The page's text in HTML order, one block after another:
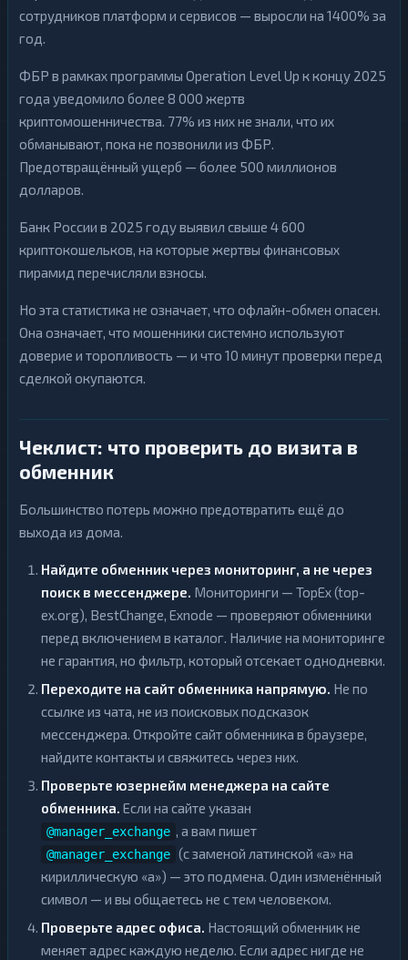
сотрудников платформ и сервисов — выросли на 1400% за
год.
ФБР в рамках программы Operation Level Up к концу 2025
года уведомило более 8 000 жертв
криптомошенничества. 77% из них не знали, что их
обманывают, пока не позвонили из ФБР.
Предотвращённый ущерб — более 500 миллионов
долларов.
Банк России в 2025 году выявил свыше 4 600
криптокошельков, на которые жертвы финансовых
пирамид перечисляли взносы.
Но эта статистика не означает, что офлайн-обмен опасен.
Она означает, что мошенники системно используют
доверие и торопливость — и что 10 минут проверки перед
сделкой окупаются.
Чеклист: что проверить до визита в
обменник
Большинство потерь можно предотвратить ещё до
выхода из дома.
Найдите обменник через мониторинг, а не через
поиск в мессенджере. Мониторинги — TopEx (top-
ex.org), BestChange, Exnode — проверяют обменники
перед включением в каталог. Наличие на мониторинге
не гарантия, но фильтр, который отсекает однодневки.
Переходите на сайт обменника напрямую. Не по
ссылке из чата, не из поисковых подсказок
мессенджера. Откройте сайт обменника в браузере,
найдите контакты и свяжитесь через них.
Проверьте юзернейм менеджера на сайте
обменника. Если на сайте указан
@manager_exchange , а вам пишет
@manager_exchаnge (с заменой латинской «a» на
кириллическую «а») — это подмена. Один изменённый
символ — и вы общаетесь не с тем человеком.
Проверьте адрес офиса. Настоящий обменник не
меняет адрес каждую неделю. Если адрес нигде не